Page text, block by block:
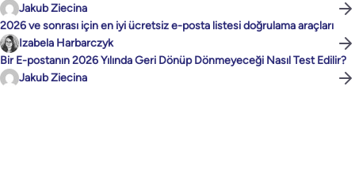
Jakub Ziecina
2026 ve sonrası için en iyi ücretsiz e-posta listesi doğrulama araçları
Izabela Harbarczyk
Bir E-postanın 2026 Yılında Geri Dönüp Dönmeyeceği Nasıl Test Edilir?
Jakub Ziecina